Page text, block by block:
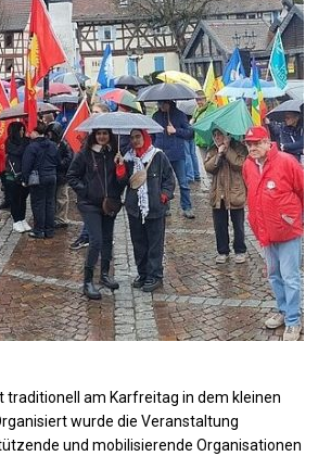
am Karfreitag in dem kleinen
wurde die Veranstaltung
und mobilisierende Organisationen